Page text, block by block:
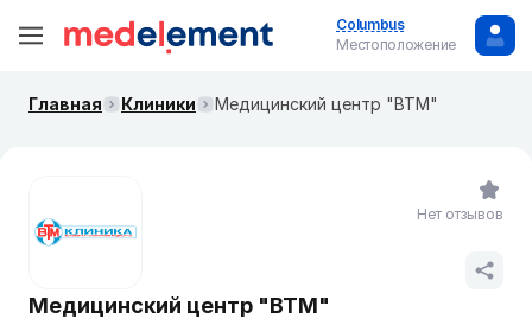
Columbus
Местоположение
Главная Клиники ​Медицинский центр "ВТМ"
​Медицинский центр "ВТМ"
Нет отзывов